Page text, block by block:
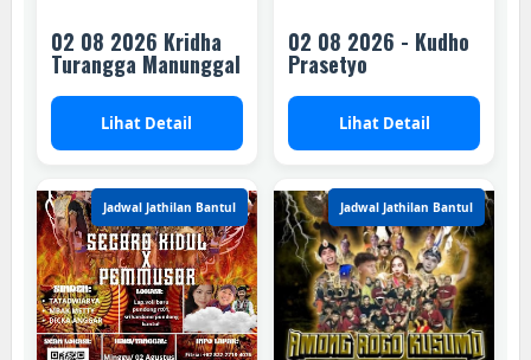
02 08 2026 Kridha
Turangga Manunggal
Lihat Detail
02 08 2026 - Kudho
Prasetyo
Lihat Detail
Jadwal Jathilan Bantul Jadwal Jathilan Bantul